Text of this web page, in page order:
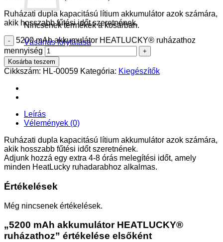
Nincsenek termékek a kosárban.
Vásárlás folytatása
Ruházati dupla kapacitású lítium akkumulátor azok számára,
akik hosszabb fűtési időt szeretnének.
5200 mAh akkumulátor HEATLUCKY® ruházathoz
mennyiség
Kosárba teszem
Cikkszám: HL-00059 Kategória: Kiegészítők
Leírás
Vélemények (0)
Ruházati dupla kapacitású lítium akkumulátor azok számára,
akik hosszabb fűtési időt szeretnének.
Adjunk hozzá egy extra 4-8 órás melegítési időt, amely
minden HeatLucky ruhadarabhoz alkalmas.
Értékelések
Még nincsenek értékelések.
„5200 mAh akkumulátor HEATLUCKY®
ruházathoz” értékelése elsőként